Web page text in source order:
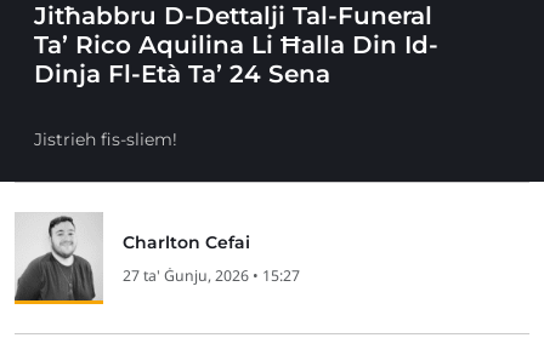
Jitħabbru D-Dettalji Tal-Funeral
Ta’ Rico Aquilina Li Ħalla Din Id-
Dinja Fl-Età Ta’ 24 Sena
Jistrieh fis-sliem!
Charlton Cefai
27 ta' Ġunju, 2026 • 15:27